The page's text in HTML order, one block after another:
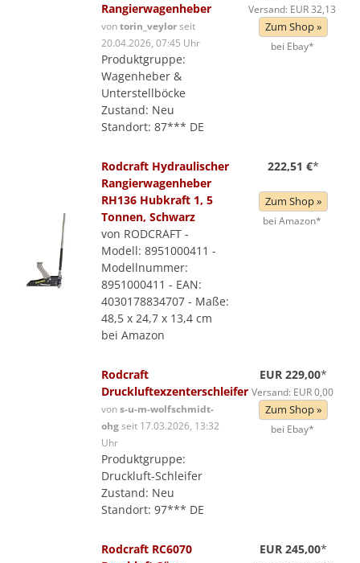
Rangierwagenheber
vontorin_veylorseit
20.04.2026, 07:45 Uhr
Produktgruppe:
Wagenheber &
Unterstellböcke
Zustand: Neu
Standort: 87*** DE
Versand: EUR 32,13
Zum Shop »
bei Ebay*
Rodcraft Hydraulischer
Rangierwagenheber
RH136 Hubkraft 1, 5
Tonnen, Schwarz
von RODCRAFT -
Modell: 8951000411 -
Modellnummer:
8951000411 - EAN:
4030178834707 - Maße:
48,5 x 24,7 x 13,4 cm
bei Amazon
222,51 €*
Zum Shop »
bei Amazon*
Rodcraft
Druckluftexzenterschleifer
vons-u-m-wolfschmidt-
ohgseit 17.03.2026, 13:32
Uhr
Produktgruppe:
Druckluft-Schleifer
Zustand: Neu
Standort: 97*** DE
EUR 229,00*
Versand: EUR 0,00
Zum Shop »
bei Ebay*
Rodcraft RC6070
EUR 245,00*